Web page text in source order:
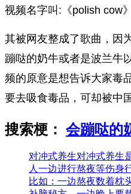
视频名字叫:《polish cow》
其被‌‌‌‌‌‌‌‌‌‌‌‌‌网友整成了歌曲，因
蹦哒的奶牛或者是波兰牛
频的原意是想告诉大家毒
要去吸食毒品，可却被中
搜索梗： 会蹦哒的
对冲式养生对冲式养生
人一边进行熬夜等伤身
比如：一边熬夜数着枕